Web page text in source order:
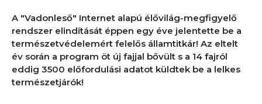
A "Vadonleső" Internet alapú élővilág-megfigyelő
rendszer elindítását éppen egy éve jelentette be a
természetvédelemért felelős államtitkár! Az eltelt
év során a program öt új fajjal bővült s a 14 fajról
eddig 3500 előfordulási adatot küldtek be a lelkes
természetjárók!